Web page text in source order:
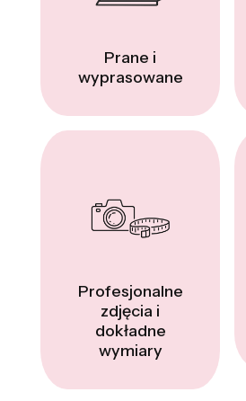
Prane i
wyprasowane
Profesjonalne
zdjęcia i
dokładne
wymiary